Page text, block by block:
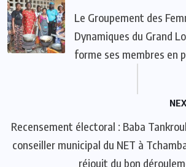
Le Groupement des
Dynamiques du Grand
forme ses membres en
Recensement électoral : Baba
conseiller municipal du NET à
réjouit du bon